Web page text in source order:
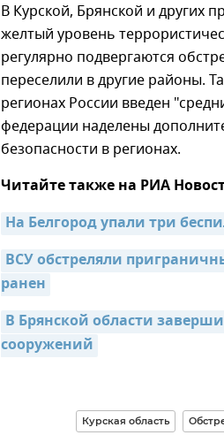
В Курской, Брянской и других
желтый уровень
регулярно подвергаются
переселили в другие районы.
регионах России введен
федерации наделены
безопасности в регионах.
Читайте также на РИА
На Белгород упали три
ВСУ обстреляли
ранен
В Брянской области
сооружений
Курская область